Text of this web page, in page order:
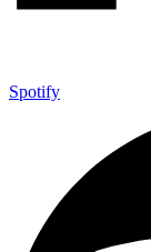
Spotify